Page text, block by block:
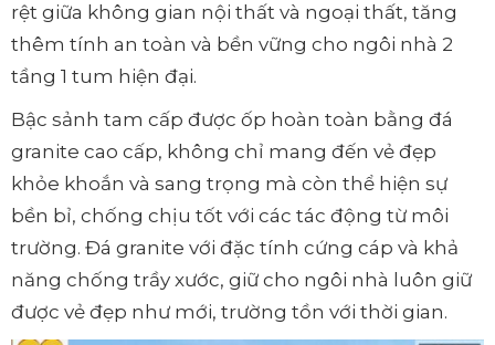
rệt giữa không gian nội thất và ngoại thất, tăng
thêm tính an toàn và bền vững cho ngôi nhà 2
tầng 1 tum hiện đại.
Bậc sảnh tam cấp được ốp hoàn toàn bằng đá
granite cao cấp, không chỉ mang đến vẻ đẹp
khỏe khoắn và sang trọng mà còn thể hiện sự
bền bỉ, chống chịu tốt với các tác động từ môi
trường. Đá granite với đặc tính cứng cáp và khả
năng chống trầy xước, giữ cho ngôi nhà luôn giữ
được vẻ đẹp như mới, trường tồn với thời gian.